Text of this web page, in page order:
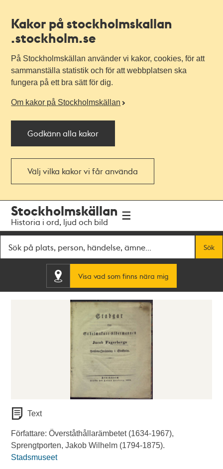
Kakor på stockholmskallan
.stockholm.se
På Stockholmskällan använder vi kakor, cookies, för att
sammanställa statistik och för att webbplatsen ska
fungera på ett bra sätt för dig.
Om kakor på Stockholmskällan
Godkänn alla kakor
Välj vilka kakor vi får använda
navigationen
huvudinnehållet
Stockholmskällan
Historia i ord, ljud och bild
Sök
Visa vad som finns nära mig
Text
Författare: Överståthållarämbetet (1634-1967),
Sprengtporten, Jakob Wilhelm (1794-1875).
Stadsmuseet